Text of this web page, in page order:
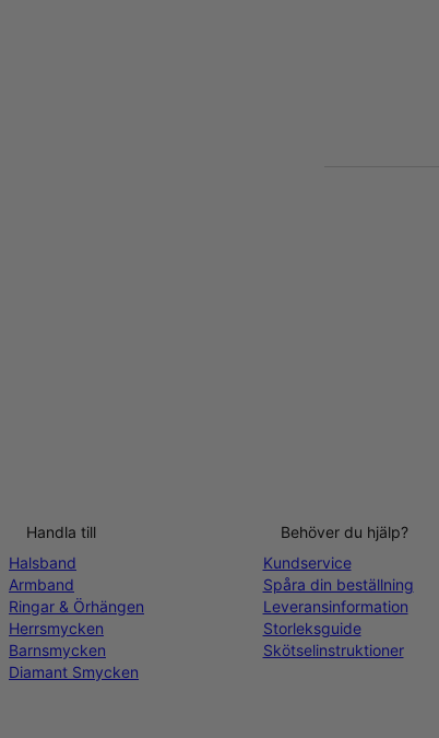
Handla till
Halsband
Armband
Ringar & Örhängen
Herrsmycken
Barnsmycken
Diamant Smycken
Behöver du hjälp?
Kundservice
Spåra din beställning
Leveransinformation
Storleksguide
Skötselinstruktioner